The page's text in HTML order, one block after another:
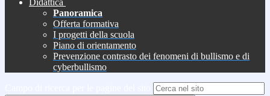
Didattica
Panoramica
Offerta formativa
I progetti della scuola
Piano di orientamento
Prevenzione contrasto dei fenomeni di bullismo e di
cyberbullismo